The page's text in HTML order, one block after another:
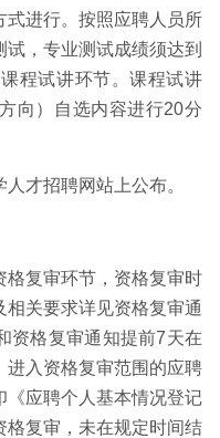
式进行。按照应聘人员所
，专业测试成绩须达到
程试讲环节。课程试讲
向）自选内容进行20分
才招聘网站上公布。
格复审环节，资格复审时
关要求详见资格复审通
资格复审通知提前7天在
进入资格复审范围的应聘
《应聘个人基本情况登记
格复审，未在规定时间结